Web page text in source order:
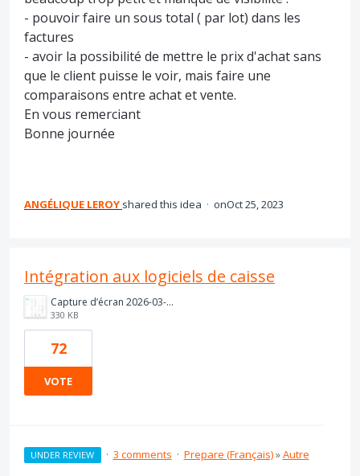
- pouvoir faire un sous total ( par lot) dans les
factures
- avoir la possibilité de mettre le prix d'achat sans
que le client puisse le voir, mais faire une
comparaisons entre achat et vente.
En vous remerciant
Bonne journée
ANGÉLIQUE LEROY shared this idea · Oct 25, 2023
Intégration aux logiciels de caisse
Capture d’écran 2026-03-11 à 14.37.15.png
330 KB
72
VOTE
UNDER REVIEW · 3 comments · Prepare (Français)»Autre